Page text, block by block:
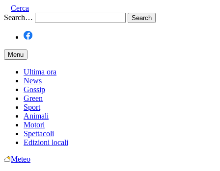
Cerca
Search…
Menu
Ultima ora
News
Gossip
Green
Sport
Animali
Motori
Spettacoli
Edizioni locali
Meteo